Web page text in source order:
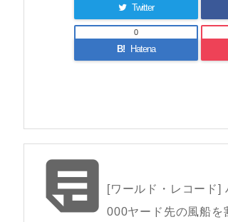
Twitter
B! Hatena
0
[ワールド・レコード]
000ヤード先の風船を